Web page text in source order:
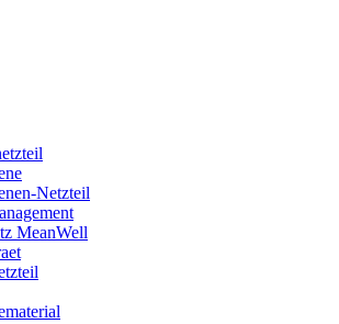
Netzteil
MeanWell